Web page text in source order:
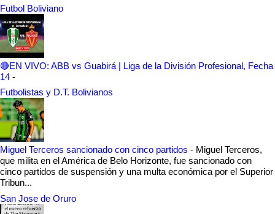
Futbol Boliviano
🔴EN VIVO: ABB vs Guabirá | Liga de la División Profesional, Fecha
14 -
Futbolistas y D.T. Bolivianos
Miguel Terceros sancionado con cinco partidos - Miguel Terceros,
que milita en el América de Belo Horizonte, fue sancionado con
cinco partidos de suspensión y una multa económica por el Superior
Tribun...
San Jose de Oruro